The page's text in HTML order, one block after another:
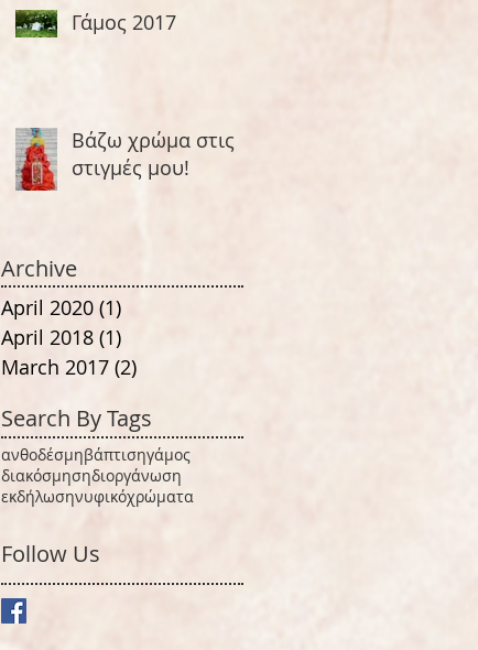
Γάμος 2017
Βάζω χρώμα στις
στιγμές μου!
Archive
April 2020 (1)
April 2018 (1)
March 2017 (2)
Search By Tags
ανθοδέσμηβάπτισηγάμος
διακόσμησηδιοργάνωση
εκδήλωσηνυφικόχρώματα
Follow Us